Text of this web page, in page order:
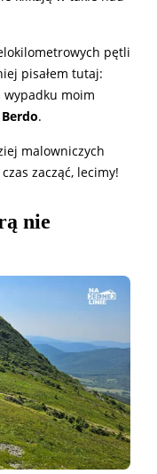
pętli
pisałem tutaj:
wypadku moim
.
malowniczych
zacząć, lecimy!
nie